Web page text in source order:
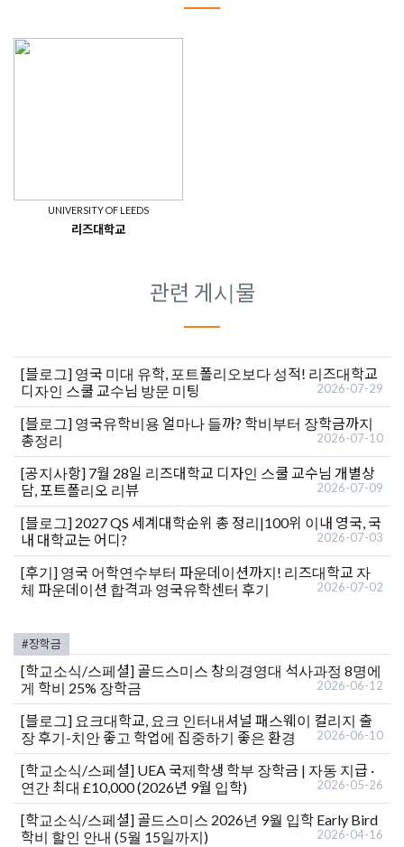
UNIVERSITY OF LEEDS
리즈대학교
관련 게시물
[블로그] 영국 미대 유학, 포트폴리오보다 성적! 리즈대학교
디자인 스쿨 교수님 방문 미팅
2026-07-29
[블로그] 영국유학비용 얼마나 들까? 학비부터 장학금까지
총정리
2026-07-10
[공지사항] 7월 28일 리즈대학교 디자인 스쿨 교수님 개별상
담, 포트폴리오 리뷰
2026-07-09
[블로그] 2027 QS 세계대학순위 총 정리|100위 이내 영국, 국
내 대학교는 어디?
2026-07-03
[후기] 영국 어학연수부터 파운데이션까지! 리즈대학교 자
체 파운데이션 합격과 영국유학센터 후기
2026-07-02
#장학금
[학교소식/스페셜] 골드스미스 창의경영대 석사과정 8명에
게 학비 25% 장학금
2026-06-12
[블로그] 요크대학교, 요크 인터내셔널 패스웨이 컬리지 출
장 후기-치안 좋고 학업에 집중하기 좋은 환경
2026-06-10
[학교소식/스페셜] UEA 국제학생 학부 장학금 | 자동 지급 ·
연간 최대 £10,000 (2026년 9월 입학)
2026-05-26
[학교소식/스페셜] 골드스미스 2026년 9월 입학 Early Bird
학비 할인 안내 (5월 15일까지)
2026-04-16